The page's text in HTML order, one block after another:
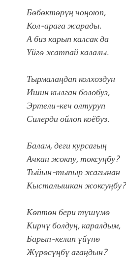
Бѳбѳктѳрүң чоңоюп,
Кол-арага жарады.
А биз карып калсак да
Үйгѳ жатпай калалы.
Тырмалаңдап колхоздун
Ишин кылган болобуз,
Эртели-кеч олтуруп
Силерди ойлоп коёбуз.
Балам, деги курсагың
Ачкан жокпу, токсуңбу?
Тыйын-тыпыр жагынан
Кысталышкан жоксуңбу?
Кѳптѳн бери түшүмѳ
Кирчү болдуң, каралдым,
Барып-келип үйүнѳ
Жүрѳсүңбү агаңдын?